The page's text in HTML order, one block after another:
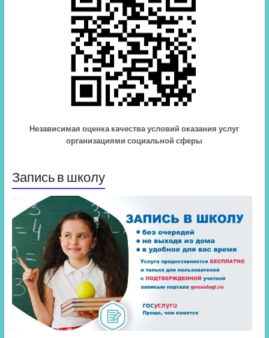
Независимая оценка качества условий оказания услуг
организациями социальной сферы
Запись в школу